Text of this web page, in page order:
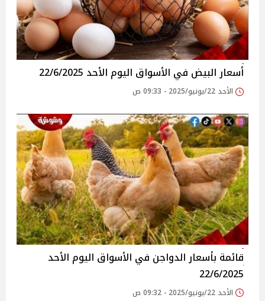
أسعار البيض في الأسواق‎‎ اليوم الأحد 22/6/2025
الأحد 22/يونيو/2025 - 09:33 ص
قائمة بأسعار الدواجن في الأسواق‎‎ اليوم الأحد
22/6/2025
الأحد 22/يونيو/2025 - 09:32 ص